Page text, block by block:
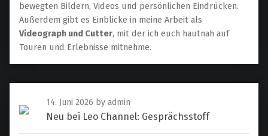
bewegten Bildern, Videos und persönlichen Eindrücken.
Außerdem gibt es Einblicke in meine Arbeit als
Videograph und Cutter, mit der ich euch hautnah auf
Touren und Erlebnisse mitnehme.
14. Juni 2026 by admin
Neu bei Leo Channel: Gesprächsstoff